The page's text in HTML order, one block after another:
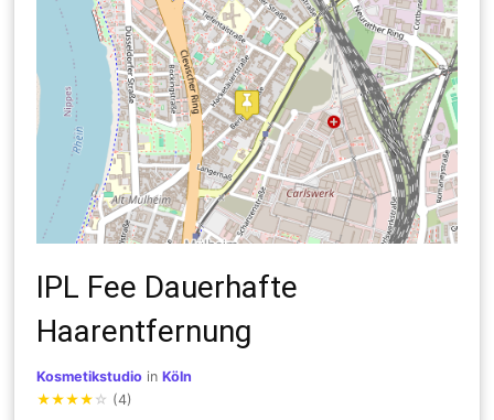
IPL Fee Dauerhafte
Haarentfernung
Kosmetikstudio inKöln
★★★★ ☆ (4)